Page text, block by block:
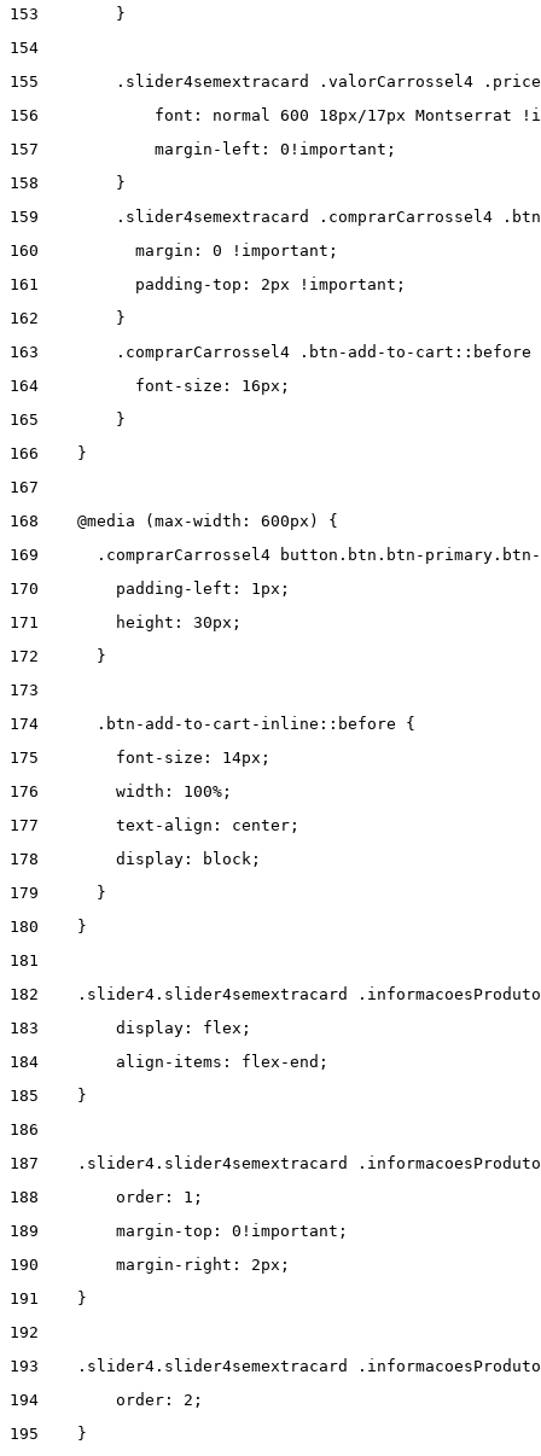
153
        }
154
155
.slider4semextracard .valorCarrossel4
156
font: normal 600 18px/17px Montserrat
157
            margin-left: 0!important;
158
        }
159
.slider4semextracard .comprarCarrossel4
160
          margin: 0 !important;
161
          padding-top: 2px !important;
162
        }
163
.comprarCarrossel4 .btn-add-to-
164
          font-size: 16px;
165
        }
166
    }
167
168
    @media (max-width: 600px) {
169
.comprarCarrossel4 button.btn.btn-
170
        padding-left: 1px;
171
        height: 30px;
172
      }
173
174
      .btn-add-to-cart-inline::before {
175
        font-size: 14px;
176
        width: 100%;
177
        text-align: center;
178
        display: block;
179
      }
180
    }
181
182
.slider4.slider4semextracard
183
        display: flex;
184
        align-items: flex-end;
185
    }
186
187
.slider4.slider4semextracard
188
        order: 1;
189
        margin-top: 0!important;
190
        margin-right: 2px;
191
    }
192
193
.slider4.slider4semextracard
194
        order: 2;
195
    }